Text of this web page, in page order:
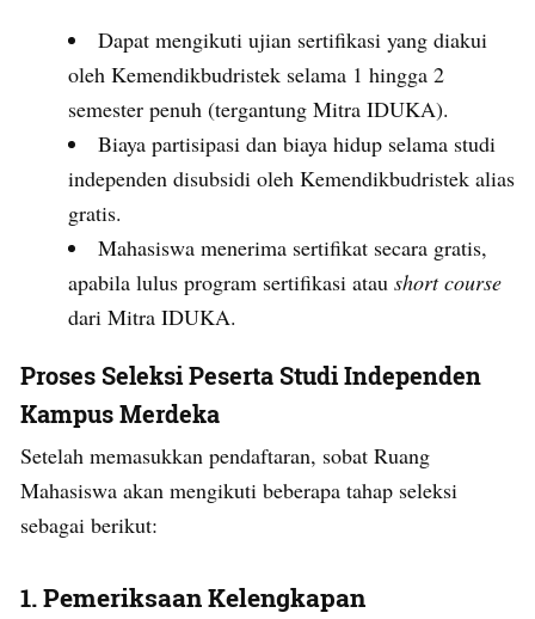
Dapat mengikuti ujian sertifikasi yang diakui
oleh Kemendikbudristek selama 1 hingga 2
semester penuh (tergantung Mitra IDUKA).
Biaya partisipasi dan biaya hidup selama studi
independen disubsidi oleh Kemendikbudristek alias
gratis.
Mahasiswa menerima sertifikat secara gratis,
apabila lulus program sertifikasi atau short course
dari Mitra IDUKA.
Proses Seleksi Peserta Studi Independen
Kampus Merdeka
Setelah memasukkan pendaftaran, sobat Ruang
Mahasiswa akan mengikuti beberapa tahap seleksi
sebagai berikut:
1.Pemeriksaan Kelengkapan